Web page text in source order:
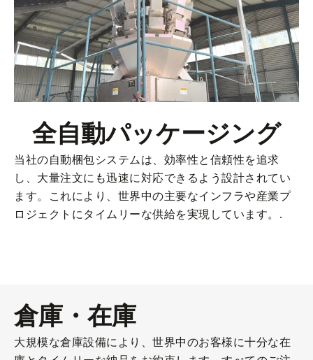
全自動パッケージング
当社の自動梱包システムは、効率性と信頼性を追求
し、大量注文にも迅速に対応できるよう設計されてい
ます。これにより、世界中の主要なインフラや産業プ
ロジェクトにタイムリーな供給を実現しています。.
倉庫・在庫
大規模な倉庫設備により、世界中のお客様に十分な在